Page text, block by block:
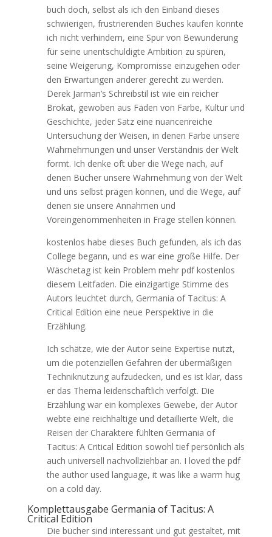
buch doch, selbst als ich den Einband dieses
schwierigen, frustrierenden Buches kaufen konnte
ich nicht verhindern, eine Spur von Bewunderung
für seine unentschuldigte Ambition zu spüren,
seine Weigerung, Kompromisse einzugehen oder
den Erwartungen anderer gerecht zu werden.
Derek Jarman’s Schreibstil ist wie ein reicher
Brokat, gewoben aus Fäden von Farbe, Kultur und
Geschichte, jeder Satz eine nuancenreiche
Untersuchung der Weisen, in denen Farbe unsere
Wahrnehmungen und unser Verständnis der Welt
formt. Ich denke oft über die Wege nach, auf
denen Bücher unsere Wahrnehmung von der Welt
und uns selbst prägen können, und die Wege, auf
denen sie unsere Annahmen und
Voreingenommenheiten in Frage stellen können.
kostenlos habe dieses Buch gefunden, als ich das
College begann, und es war eine große Hilfe. Der
Wäschetag ist kein Problem mehr pdf kostenlos
diesem Leitfaden. Die einzigartige Stimme des
Autors leuchtet durch, Germania of Tacitus: A
Critical Edition eine neue Perspektive in die
Erzählung.
Ich schätze, wie der Autor seine Expertise nutzt,
um die potenziellen Gefahren der übermäßigen
Techniknutzung aufzudecken, und es ist klar, dass
er das Thema leidenschaftlich verfolgt. Die
Erzählung war ein komplexes Gewebe, der Autor
webte eine reichhaltige und detaillierte Welt, die
Reisen der Charaktere fühlten Germania of
Tacitus: A Critical Edition sowohl tief persönlich als
auch universell nachvollziehbar an. I loved the pdf
the author used language, it was like a warm hug
on a cold day.
Komplettausgabe Germania of Tacitus: A
Critical Edition
Die bücher sind interessant und gut gestaltet, mit